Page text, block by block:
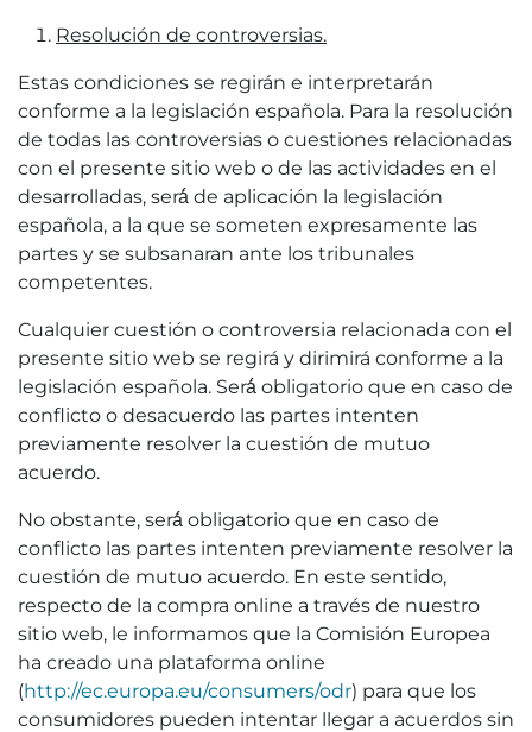
Resolución de controversias.
Estas condiciones se regirán e interpretarán
conforme a la legislación española. Para la resolución
de todas las controversias o cuestiones relacionadas
con el presente sitio web o de las actividades en el
desarrolladas, será́ de aplicación la legislación
española, a la que se someten expresamente las
partes y se subsanaran ante los tribunales
competentes.
Cualquier cuestión o controversia relacionada con el
presente sitio web se regirá y dirimirá conforme a la
legislación española. Será́ obligatorio que en caso de
conflicto o desacuerdo las partes intenten
previamente resolver la cuestión de mutuo
acuerdo.
No obstante, será́ obligatorio que en caso de
conflicto las partes intenten previamente resolver la
cuestión de mutuo acuerdo. En este sentido,
respecto de la compra online a través de nuestro
sitio web, le informamos que la Comisión Europea
ha creado una plataforma online
(http://ec.europa.eu/consumers/odr) para que los
consumidores pueden intentar llegar a acuerdos sin